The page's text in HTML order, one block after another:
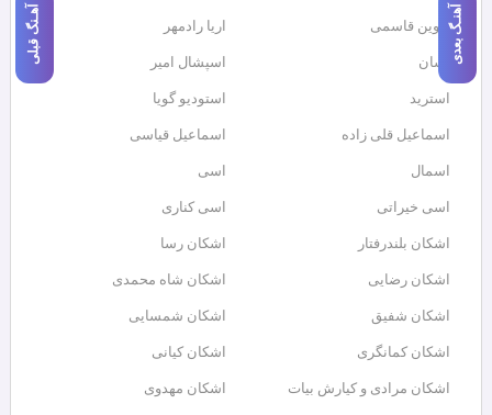
آهنـگ بعدی آهـنگ قبلی اروین قاسمی اریا رادمهر
اِسان اسپشال امیر
استرید استودیو گویا
اسماعیل قلی زاده اسماعیل قیاسی
اسمال اسی
اسی خیراتی اسی کناری
اشکان بلندرفتار اشکان رسا
اشکان رضایی اشکان شاه محمدی
اشکان شفیق اشکان شمسایی
اشکان‌ کمانگری اشکان کیانی
اشکان مرادی و کیارش بیات اشکان مهدوی